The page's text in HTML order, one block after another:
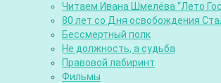
Читаем Ивана Шмелёва “Лето
80 лет со Дня освобождения
Бессмертный полк
Не должность, а судьба
Правовой лабиринт
Фильмы